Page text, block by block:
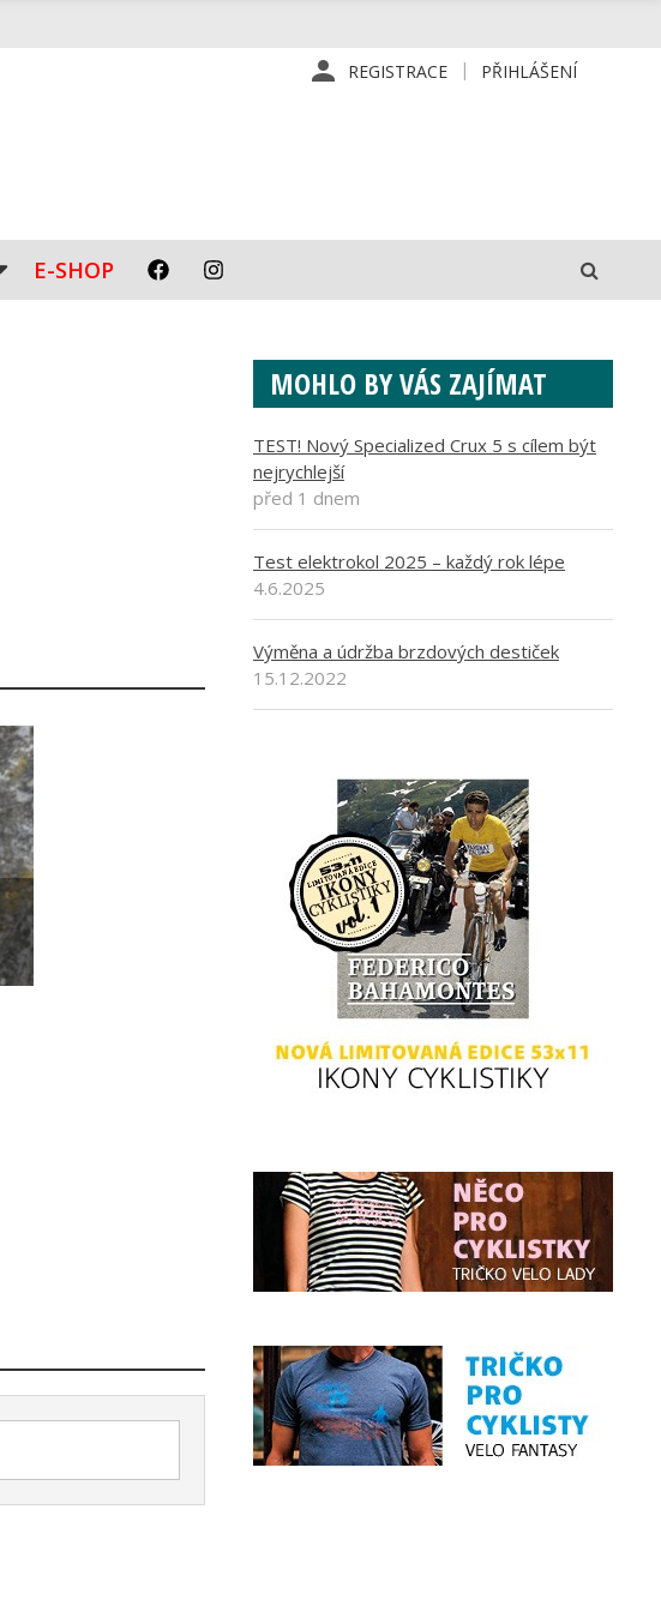
REGISTRACE PŘIHLÁŠENÍ
E-SHOP
MOHLO BY VÁS ZAJÍMAT
TEST! Nový Specialized Crux 5 s cílem být
nejrychlejší
před 1 dnem
Test elektrokol 2025 – každý rok lépe
4.6.2025
Výměna a údržba brzdových destiček
15.12.2022